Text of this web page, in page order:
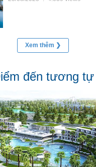
Xem thêm ❯
đến tương tự